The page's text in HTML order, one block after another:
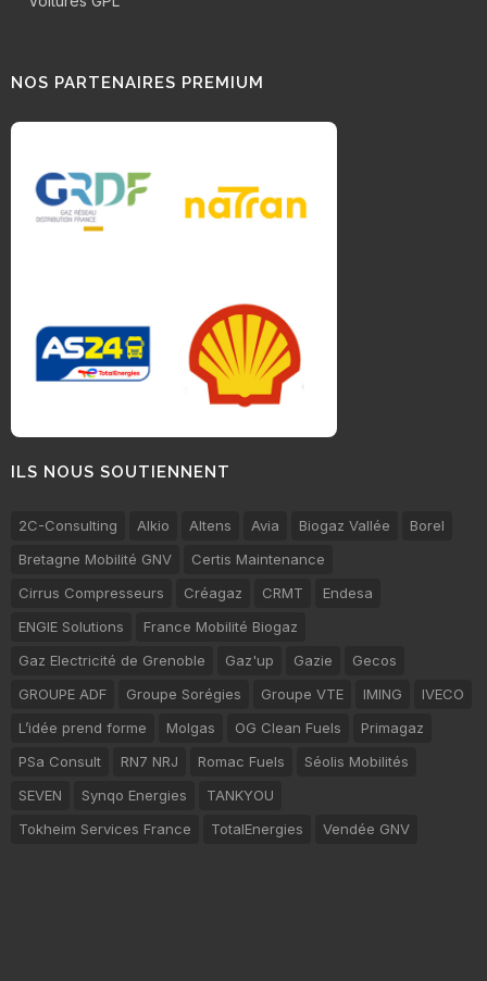
NOS PARTENAIRES PREMIUM
ILS NOUS SOUTIENNENT
2C-Consulting Alkio Altens Avia Biogaz Vallée
Borel
Bretagne Mobilité GNV
Certis Maintenance
Cirrus Compresseurs
Créagaz CRMT
Endesa
ENGIE Solutions
France Mobilité Biogaz
Gaz Electricité de Grenoble
Gaz'up Gazie
Gecos
GROUPE ADF
Groupe Sorégies Groupe VTE IMING
IVECO
L’idée prend forme
Molgas OG Clean Fuels
Primagaz
PSa Consult
RN7 NRJ Romac Fuels
Séolis Mobilités
SEVEN
Synqo Energies
TANKYOU
Tokheim Services France
TotalEnergies Vendée GNV